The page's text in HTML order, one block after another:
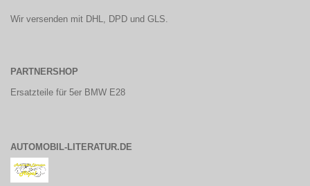
Wir versenden mit DHL, DPD und GLS.
PARTNERSHOP
Ersatzteile für 5er BMW E28
AUTOMOBIL-LITERATUR.DE